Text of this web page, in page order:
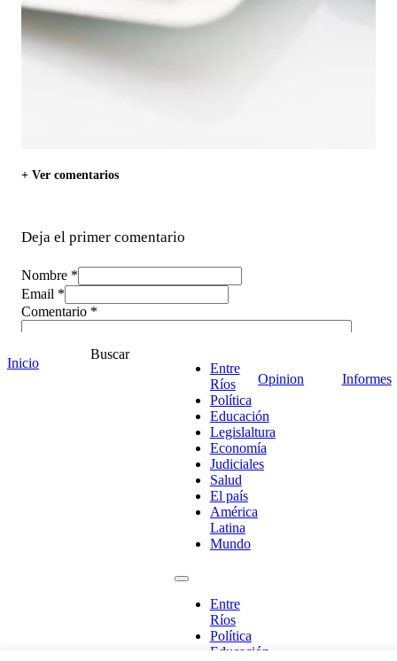
+ Ver comentarios
Deja el primer comentario
Nombre *
Email *
Comentario *
Inicio
Buscar
Entre
Ríos
Política
Educación
Legislaltura
Economía
Judiciales
Salud
El país
América
Latina
Mundo
Entre
Ríos
Política
Educación
Opinion Informes
¡Ponete en contacto!
Escribe aquí abajo lo que desees buscar